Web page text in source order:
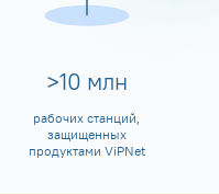
>10 млн
рабочих станций,
защищенных
продуктами ViPNet